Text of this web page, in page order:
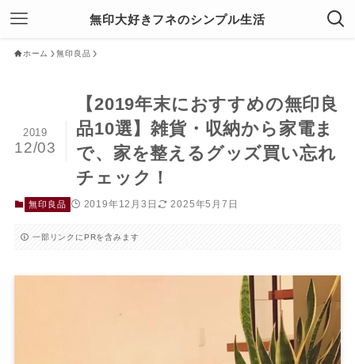
無印大好きフネのシンプル生活
ホーム 無印良品
【2019年末におすすめの無印良
品10選】雑貨・収納から家電ま
で、家を整えるグッズ買い忘れ
チェック！
2019
12/03
無印良品 2019年12月3日 2025年5月7日
一部リンクにPRを含みます